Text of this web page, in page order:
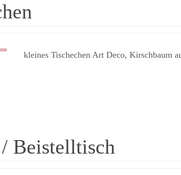
kleines Tischechen Art Deco, Kirschbaum
Beistelltisch